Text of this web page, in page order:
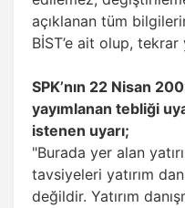
açıklanan tüm
BİST’e ait olup, tekrar
SPK’nın 22 Nisan
yayımlanan tebliği
istenen uyarı;
"Burada yer alan
tavsiyeleri yatırım
değildir. Yatırım